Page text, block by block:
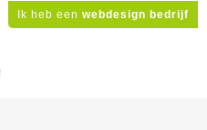
Ik heb een webdesign bedrijf